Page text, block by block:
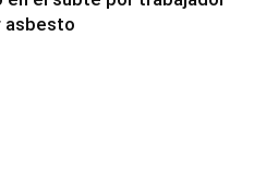
asbesto